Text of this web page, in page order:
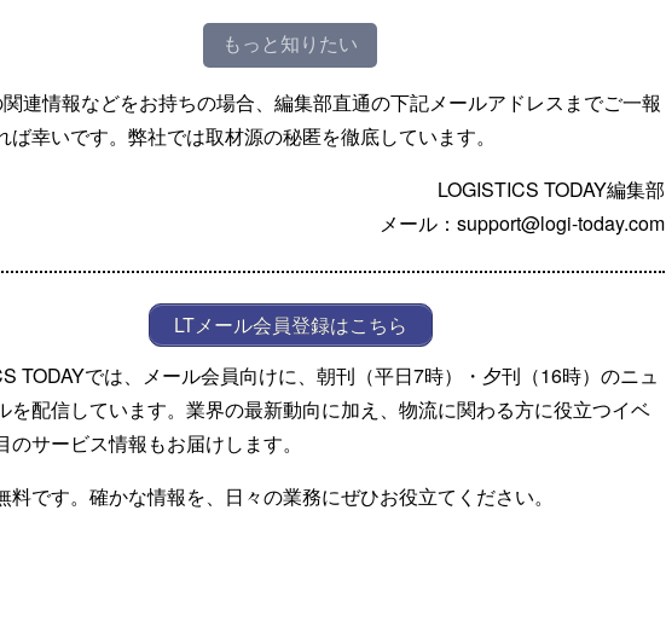
もっと知りたい
連情報などをお持ちの場合、編集部直通の下記メールアドレスまでご一報
ば幸いです。弊社では取材源の秘匿を徹底しています。
LOGISTICS TODAY編集部
メール：support@logi-today.com
LTメール会員登録はこちら
TODAYでは、メール会員向けに、朝刊（平日7時）・夕刊（16時）のニュ
を配信しています。業界の最新動向に加え、物流に関わる方に役立つイベ
のサービス情報もお届けします。
料です。確かな情報を、日々の業務にぜひお役立てください。